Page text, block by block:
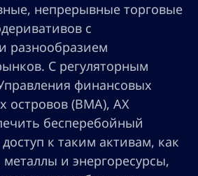
непрерывные торговые
с
разнообразием
С регуляторным
финансовых
островов (BMA), AX
бесперебойный
к таким активам, как
и энергоресурсы,